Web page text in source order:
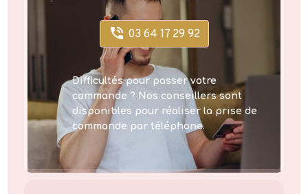
03 64 17 29 92
Difficultés pour passer votre
commande ? Nos conseillers sont
disponibles pour réaliser la prise de
commande par téléphone.